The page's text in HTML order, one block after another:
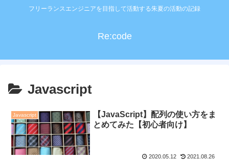
フリーランスエンジニアを目指して活動する朱夏の活動の記録
Re:code
Javascript
Javascript
【JavaScript】配列の使い方をま
とめてみた【初心者向け】
2020.05.12 2021.08.26